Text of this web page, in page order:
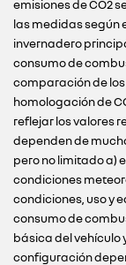
emisiones de CO2
las medidas según
invernadero
consumo de
comparación de los
homologación de
reflejar los valores
dependen de
pero no limitado a)
condiciones
condiciones, uso y
consumo de
básica del vehículo
configuración